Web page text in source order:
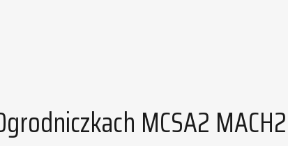
MCSA2 MACH2